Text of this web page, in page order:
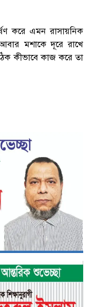
করে এমন রাসায়নিক
মশাকে দূরে রাখে
কীভাবে কাজ করে তা